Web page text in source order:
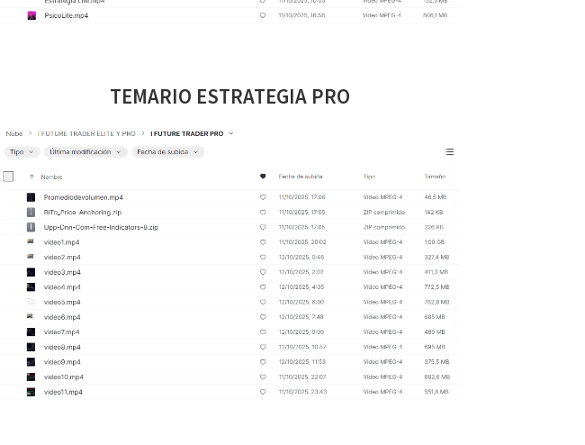
TEMARIO ESTRATEGIA PRO